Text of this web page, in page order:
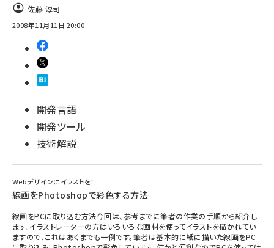
佐藤 淳司
2008年11月11日 20:00
開発言語
開発ツール
技術解説
Webデザインにイラストを！
線画をPhotoshopで彩色する方法
線画をPCに取り込む方法今回は、参考までに筆者の作業の手順から紹介し
ます。イラストレーターの方はいろいろな画材を使ってイラストを描かれてい
ますので、これはあくまでも一例です。筆者は基本的に紙に描いた線画をPC